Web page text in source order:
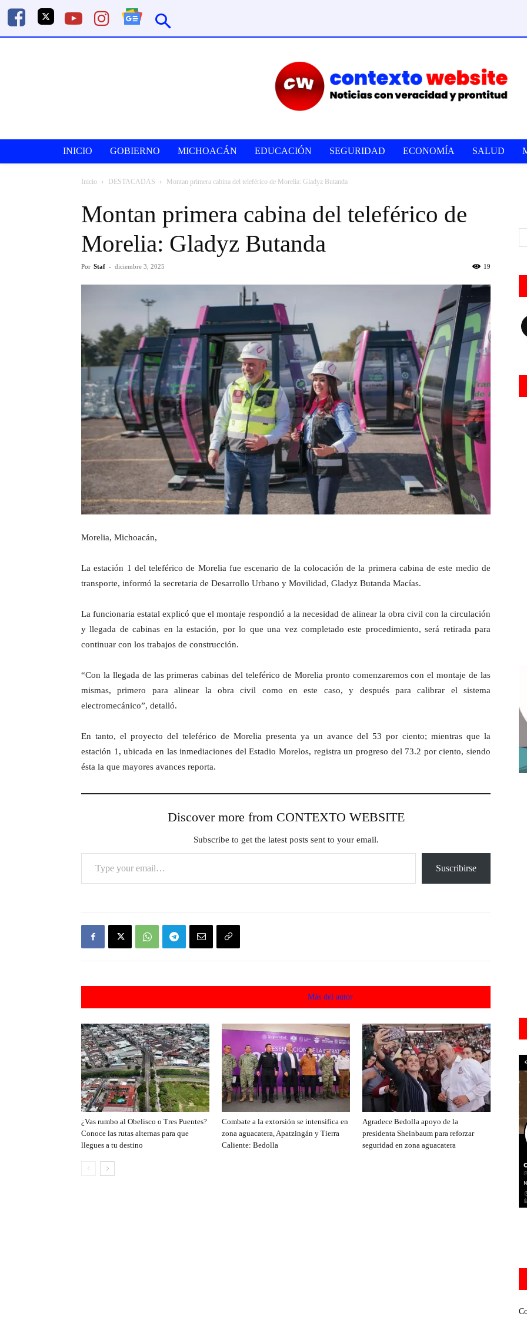
INICIO GOBIERNO MICHOACÁN EDUCACIÓN SEGURIDAD ECONOMÍA SALUD
Inicio DESTACADAS Montan primera cabina del teleférico de Morelia: Gladyz Butanda
Montan primera cabina del teleférico de
Morelia: Gladyz Butanda
Por Staf - diciembre 3, 2025 19
Morelia, Michoacán,
La estación 1 del teleférico de Morelia fue escenario de la colocación de la primera cabina de este medio de
transporte, informó la secretaria de Desarrollo Urbano y Movilidad, Gladyz Butanda Macías.
La funcionaria estatal explicó que el montaje respondió a la necesidad de alinear la obra civil con la circulación
y llegada de cabinas en la estación, por lo que una vez completado este procedimiento, será retirada para
continuar con los trabajos de construcción.
“Con la llegada de las primeras cabinas del teleférico de Morelia pronto comenzaremos con el montaje de las
mismas, primero para alinear la obra civil como en este caso, y después para calibrar el sistema
electromecánico”, detalló.
En tanto, el proyecto del teleférico de Morelia presenta ya un avance del 53 por ciento; mientras que la
estación 1, ubicada en las inmediaciones del Estadio Morelos, registra un progreso del 73.2 por ciento, siendo
ésta la que mayores avances reporta.
Discover more from CONTEXTO WEBSITE
Subscribe to get the latest posts sent to your email.
Type your email…
Suscribirse
Más del autor
¿Vas rumbo al Obelisco o Tres Puentes?
Conoce las rutas alternas para que
llegues a tu destino
Combate a la extorsión se intensifica en
zona aguacatera, Apatzingán y Tierra
Caliente: Bedolla
Agradece Bedolla apoyo de la
presidenta Sheinbaum para reforzar
seguridad en zona aguacatera